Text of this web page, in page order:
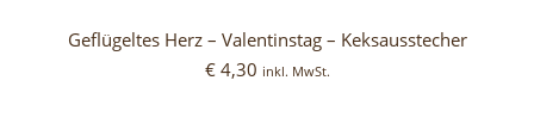
Geflügeltes Herz – Valentinstag – Keksausstecher
€4,30 inkl. MwSt.